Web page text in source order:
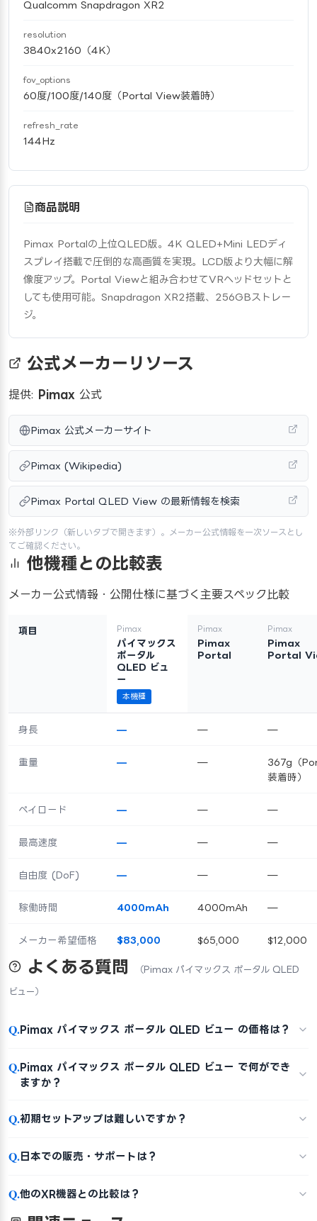
Qualcomm Snapdragon XR2
resolution
3840x2160（4K）
fov_options
60度/100度/140度（Portal View装着時）
refresh_rate
144Hz
商品説明
Pimax Portalの上位QLED版。4K QLED+Mini LEDディ
スプレイ搭載で圧倒的な高画質を実現。LCD版より大幅に解
像度アップ。Portal Viewと組み合わせてVRヘッドセットと
しても使用可能。Snapdragon XR2搭載、256GBストレー
ジ。
公式メーカーリソース
提供: Pimax 公式
Pimax 公式メーカーサイト
Pimax (Wikipedia)
Pimax Portal QLED View の最新情報を検索
※外部リンク（新しいタブで開きます）。メーカー公式情報を一次ソースとし
てご確認ください。
他機種との比較表
メーカー公式情報・公開仕様に基づく主要スペック比較
項目 Pimax
パイマックス
ポータル
QLED ビュ
ー
本機種
Pimax
Pimax
Portal
Pimax
Pimax
Portal
身長 — — —
重量 — —
367g（
装着時）
ペイロード — — —
最高速度 — — —
自由度 (DoF) — — —
稼働時間 4000mAh 4000mAh —
メーカー希望価格 $83,000 $65,000 $12,000
よくある質問 （Pimax パイマックス ポータル QLED
ビュー）
Q.Pimax パイマックス ポータル QLED ビュー の価格は？
Q.Pimax パイマックス ポータル QLED ビュー で何ができ
ますか？
Q.初期セットアップは難しいですか？
Q.日本での販売・サポートは？
Q.他のXR機器との比較は？